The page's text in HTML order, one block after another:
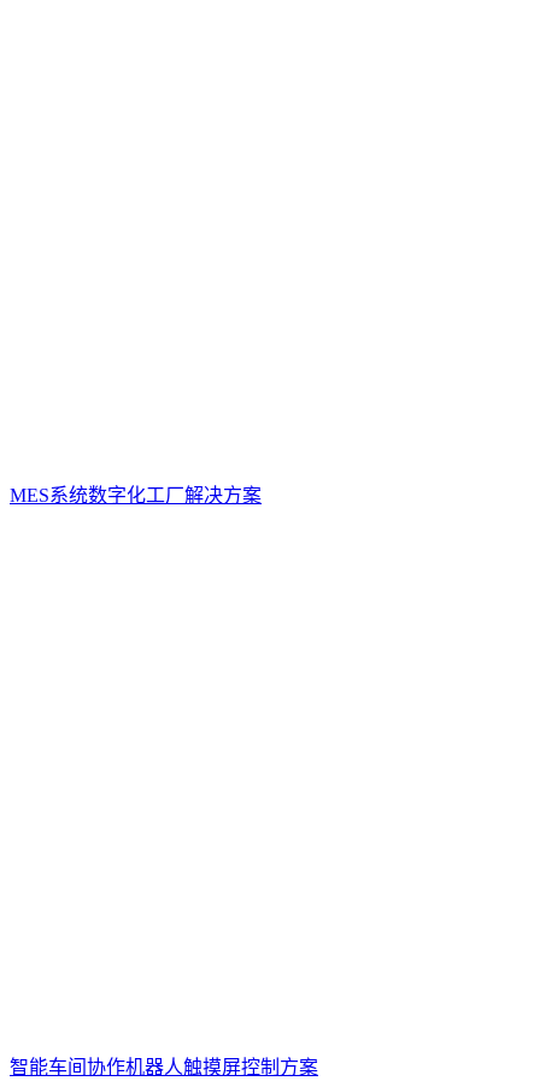
MES系统数字化工厂解决方案
智能车间协作机器人触摸屏控制方案